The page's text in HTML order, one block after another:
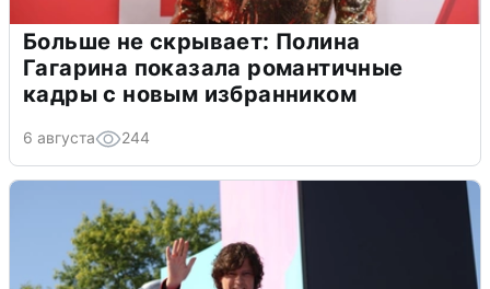
Больше не скрывает: Полина
Гагарина показала романтичные
кадры с новым избранником
6 августа 244